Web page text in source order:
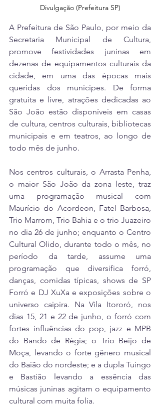
Divulgação (Prefeitura SP)
A Prefeitura de São Paulo, por meio da
Secretaria Municipal de Cultura,
promove festividades juninas em
dezenas de equipamentos culturais da
cidade, em uma das épocas mais
queridas dos munícipes. De forma
gratuita e livre, atrações dedicadas ao
São João estão disponíveis em casas
de cultura, centros culturais, bibliotecas
municipais e em teatros, ao longo de
todo mês de junho.
Nos centros culturais, o Arrasta Penha,
o maior São João da zona leste, traz
uma programação musical com
Maurício do Acordeon, Fatel Barbosa,
Trio Marrom, Trio Bahia e o trio Juazeiro
no dia 26 de junho; enquanto o Centro
Cultural Olido, durante todo o mês, no
período da tarde, assume uma
programação que diversifica forró,
danças, comidas típicas, shows de SP
Forró e DJ XuXa e exposições sobre o
universo caipira. Na Vila Itororó, nos
dias 15, 21 e 22 de junho, o forró com
fortes influências do pop, jazz e MPB
do Bando de Régia; o Trio Beijo de
Moça, levando o forte gênero musical
do Baião do nordeste; e a dupla Tuingo
e Bastião levando a essência das
músicas juninas agitam o equipamento
cultural com muita folia.